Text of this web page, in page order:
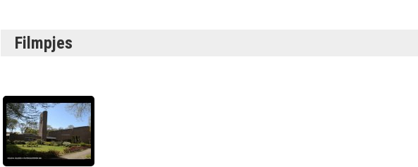
Filmpjes